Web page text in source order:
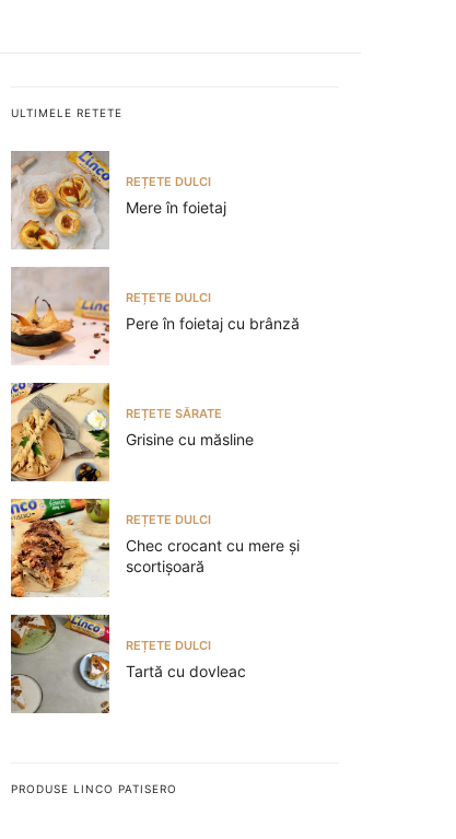
ULTIMELE RETETE
REȚETE DULCI
Mere în foietaj
REȚETE DULCI
Pere în foietaj cu brânză
REȚETE SĂRATE
Grisine cu măsline
REȚETE DULCI
Chec crocant cu mere și
scortișoară
REȚETE DULCI
Tartă cu dovleac
PRODUSE LINCO PATISERO